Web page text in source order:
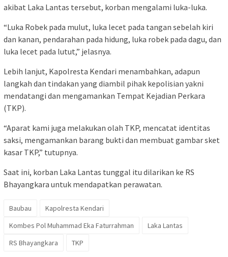
akibat Laka Lantas tersebut, korban mengalami luka-luka.
“Luka Robek pada mulut, luka lecet pada tangan sebelah kiri
dan kanan, pendarahan pada hidung, luka robek pada dagu, dan
luka lecet pada lutut,” jelasnya.
Lebih lanjut, Kapolresta Kendari menambahkan, adapun
langkah dan tindakan yang diambil pihak kepolisian yakni
mendatangi dan mengamankan Tempat Kejadian Perkara
(TKP).
“Aparat kami juga melakukan olah TKP, mencatat identitas
saksi, mengamankan barang bukti dan membuat gambar sket
kasar TKP,” tutupnya.
Saat ini, korban Laka Lantas tunggal itu dilarikan ke RS
Bhayangkara untuk mendapatkan perawatan.
Baubau
Kapolresta Kendari
Kombes Pol Muhammad Eka Faturrahman
Laka Lantas
RS Bhayangkara
TKP